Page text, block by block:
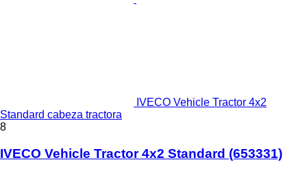
IVECO Vehicle Tractor 4x2
Standard cabeza tractora
8
IVECO Vehicle Tractor 4x2 Standard (653331)